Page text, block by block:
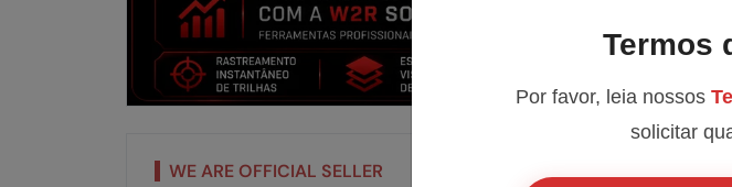
WE ARE OFFICIAL SELLER
Termos
Por favor, leia nossos
solicitar